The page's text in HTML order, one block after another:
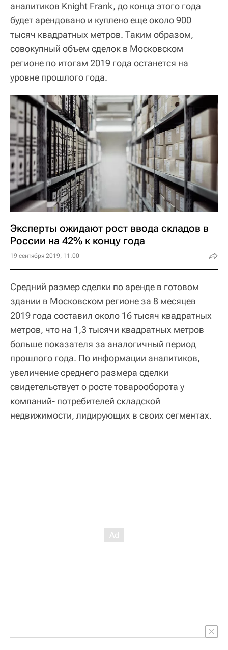
аналитиков Knight Frank, до конца этого года
будет арендовано и куплено еще около 900
тысяч квадратных метров. Таким образом,
совокупный объем сделок в Московском
регионе по итогам 2019 года останется на
уровне прошлого года.
Эксперты ожидают рост ввода складов в
России на 42% к концу года
19 сентября 2019, 11:00
Средний размер сделки по аренде в готовом
здании в Московском регионе за 8 месяцев
2019 года составил около 16 тысяч квадратных
метров, что на 1,3 тысячи квадратных метров
больше показателя за аналогичный период
прошлого года. По информации аналитиков,
увеличение среднего размера сделки
свидетельствует о росте товарооборота у
компаний- потребителей складской
недвижимости, лидирующих в своих сегментах.